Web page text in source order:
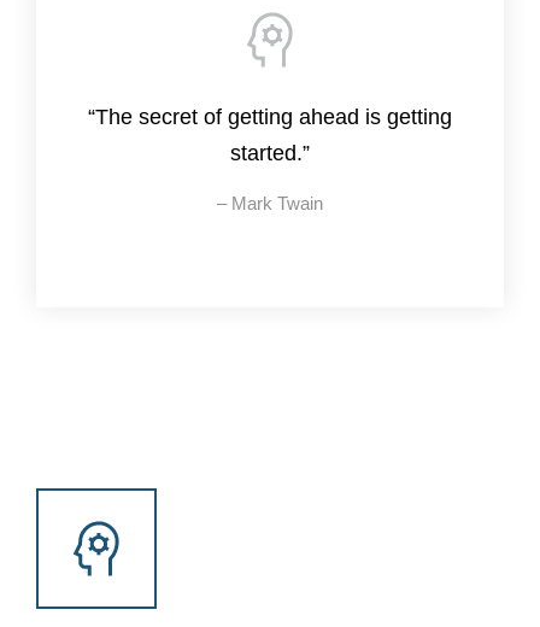
“The secret of getting ahead is getting
started.”
– Mark Twain